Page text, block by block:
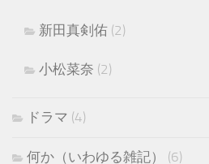
新田真剣佑 (2)
小松菜奈 (2)
ドラマ (4)
何か（いわゆる雑記） (6)